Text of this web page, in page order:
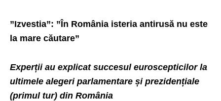
”Izvestia”: ”În România isteria antirusă nu este
la mare căutare”
Experții au explicat succesul euroscepticilor la
ultimele alegeri parlamentare și prezidențiale
(primul tur) din România